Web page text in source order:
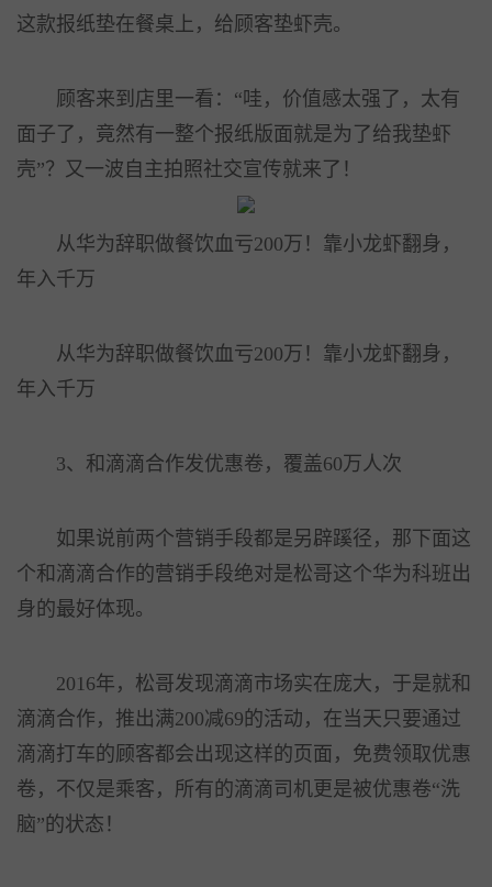
这款报纸垫在餐桌上，给顾客垫虾壳。
顾客来到店里一看：“哇，价值感太强了，太有
面子了，竟然有一整个报纸版面就是为了给我垫虾
壳”？又一波自主拍照社交宣传就来了！
从华为辞职做餐饮血亏200万！靠小龙虾翻身，
年入千万
从华为辞职做餐饮血亏200万！靠小龙虾翻身，
年入千万
3、和滴滴合作发优惠卷，覆盖60万人次
如果说前两个营销手段都是另辟蹊径，那下面这
个和滴滴合作的营销手段绝对是松哥这个华为科班出
身的最好体现。
2016年，松哥发现滴滴市场实在庞大，于是就和
滴滴合作，推出满200减69的活动，在当天只要通过
滴滴打车的顾客都会出现这样的页面，免费领取优惠
卷，不仅是乘客，所有的滴滴司机更是被优惠卷“洗
脑”的状态！